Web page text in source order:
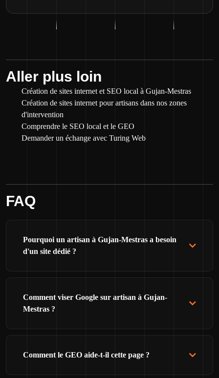
Aller plus loin
Création de sites internet et SEO local à Gujan-Mestras
Création de sites internet pour artisans dans nos zones
d'intervention
Comprendre le SEO local et le GEO
Demander un échange avec Turing Web
FAQ
Pourquoi un artisan à Gujan-Mestras a besoin
d'un site dédié ?
Comment viser Google sur artisan à Gujan-
Mestras ?
Comment le GEO aide-t-il cette page ?